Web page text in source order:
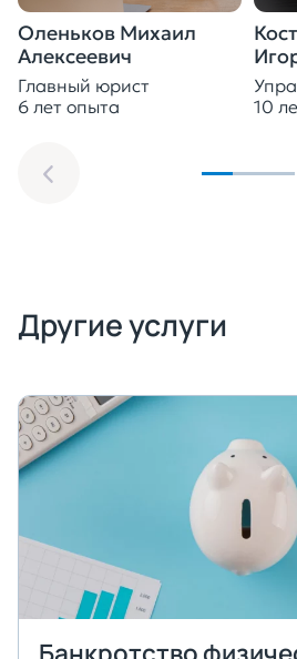
Оленьков Михаил
Алексеевич
Главный юрист
6 лет опыта
10
Другие услуги